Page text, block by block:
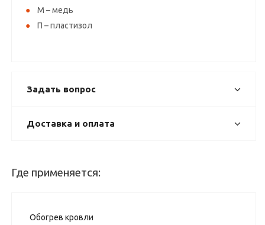
М – медь
П – пластизол
Задать вопрос
Доставка и оплата
Где применяется:
Обогрев кровли